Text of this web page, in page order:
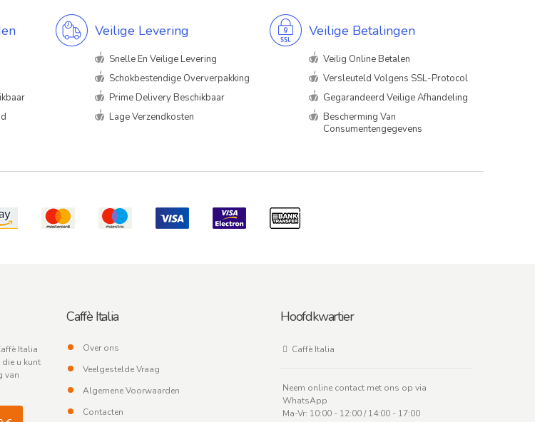
Veilige Levering
Snelle En Veilige Levering
Schokbestendige Oververpakking
Prime Delivery Beschikbaar
Lage Verzendkosten
Veilige Betalingen
Veilig Online Betalen
Versleuteld Volgens SSL-Protocol
Gegarandeerd Veilige Afhandeling
Bescherming Van
Consumentengegevens
Italia
u kunt
van
Caffè Italia
Over ons
Veelgestelde Vraag
Algemene Voorwaarden
Contacten
Hoofdkwartier
Caffè Italia
Neem online contact met ons op via
WhatsApp
Ma-Vr: 10:00 - 12:00 / 14:00 - 17:00